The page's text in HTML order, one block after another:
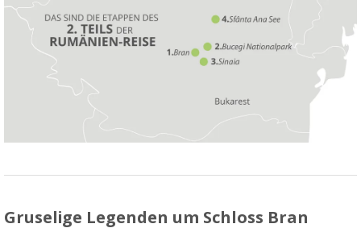
Gruselige Legenden um Schloss Bran